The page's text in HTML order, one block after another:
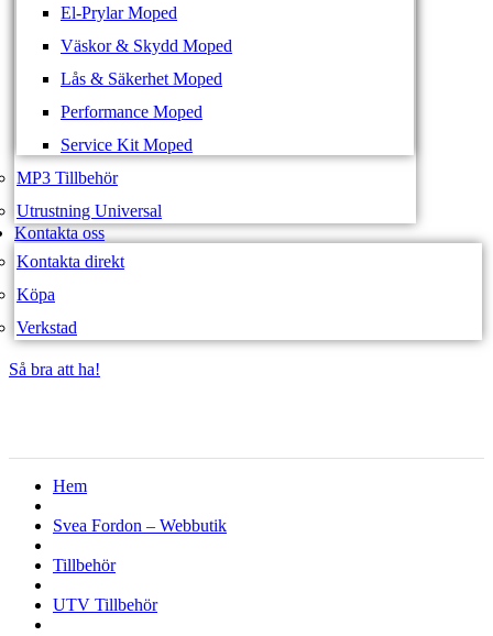
El-Prylar Moped
Väskor & Skydd Moped
Lås & Säkerhet Moped
Performance Moped
Service Kit Moped
MP3 Tillbehör
Utrustning Universal
Kontakta oss
Kontakta direkt
Köpa
Verkstad
Så bra att ha!
Hem
Svea Fordon – Webbutik
Tillbehör
UTV Tillbehör